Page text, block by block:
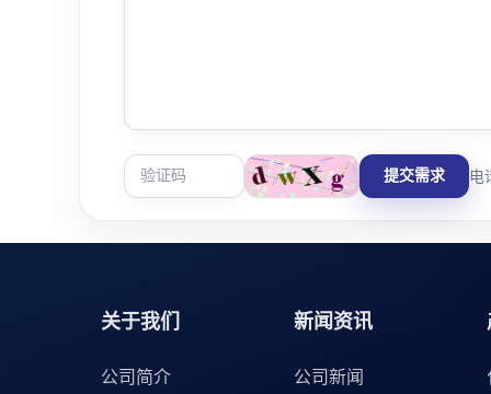
提交需求 电
关于我们
公司简介
新闻资讯
公司新闻